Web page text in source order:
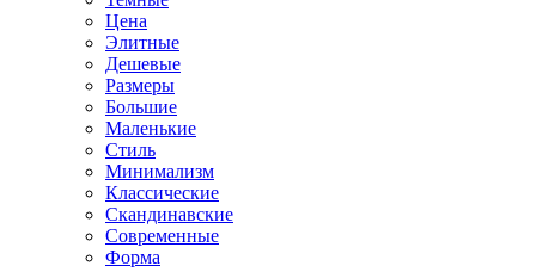
Цена
Элитные
Дешевые
Размеры
Большие
Маленькие
Стиль
Минимализм
Классические
Скандинавские
Современные
Форма